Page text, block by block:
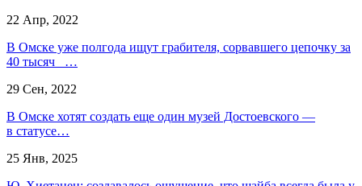
22 Апр, 2022
В Омске уже полгода ищут грабителя, сорвавшего цепочку за
40 тысяч …
29 Сен, 2022
В Омске хотят создать еще один музей Достоевского —
в статусе…
25 Янв, 2025